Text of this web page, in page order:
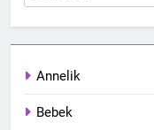
for:
Annelik
Bebek